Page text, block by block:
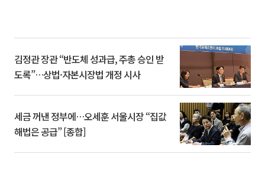
김정관 장관 “반도체 성과급, 주총 승인 받
도록”…상법·자본시장법 개정 시사
세금 꺼낸 정부에…오세훈 서울시장 “집값
해법은 공급” [종합]